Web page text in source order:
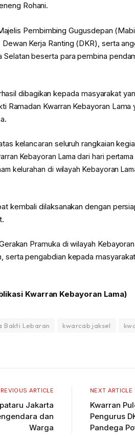
Rohani.
Pembimbing Gugusdepan
Kerja Ranting (DKR), serta
beserta para pembina
dibagikan kepada masyarakat
Ramadan Kwarran Kebayoran
kelancaran seluruh rangkaian
Kebayoran Lama dari hari
kelurahan di wilayah Kebayoran
kembali dilaksanakan dengan
Pramuka di wilayah
serta pengabdian kepada
Kwarran Kebayoran Lama)
Bakti Lebaran kwarcab jaksel
ARTICLE
Jakarta
dan
Warga
NEXT ARTICLE
Kwarran
Pengurus
Pandega